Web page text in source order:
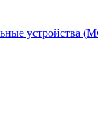
устройства